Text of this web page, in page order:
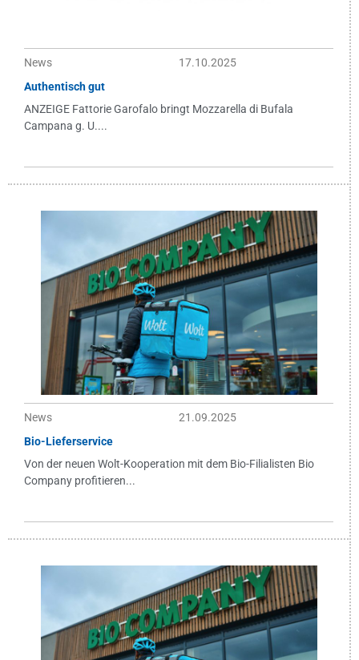
News
17.10.2025
Authentisch gut
ANZEIGE Fattorie Garofalo bringt Mozzarella di Bufala
Campana g. U....
News
21.09.2025
Bio-Lieferservice
Von der neuen Wolt-Kooperation mit dem Bio-Filialisten Bio
Company profitieren...